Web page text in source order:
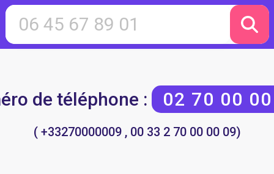
de téléphone : 02 70 00
( +33270000009 , 00 33 2 70 00 00 09)